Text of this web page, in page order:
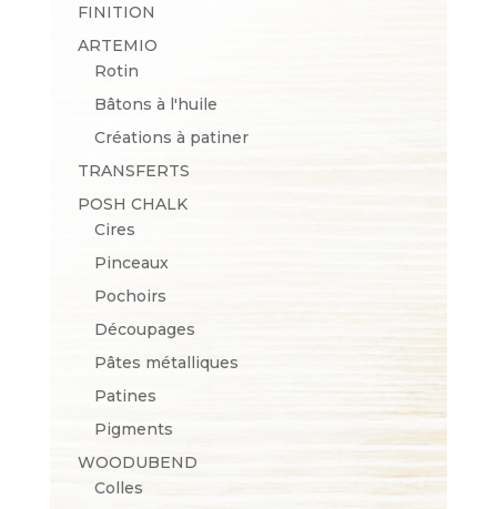
FINITION
ARTEMIO
Rotin
Bâtons à l'huile
Créations à patiner
TRANSFERTS
POSH CHALK
Cires
Pinceaux
Pochoirs
Découpages
Pâtes métalliques
Patines
Pigments
WOODUBEND
Colles